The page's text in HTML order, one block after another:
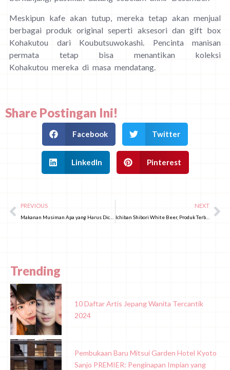
Meskipun kafe akan tutup, mereka tetap akan menjual
berbagai produk original seperti aksesori dan gift box
Kohakutou dari Koubutsuwokashi. Pencinta manisan
permata tetap bisa menantikan koleksi
Kohakutou mereka di masa mendatang.
Share Postingan Ini!
Facebook Twitter
LinkedIn Pinterest
PREVIOUS NEXT
Ichiban Shibori White Beer, Produk Terbaru Kirin yang Viral di Jepang!
Trending
10 Daftar Artis Jepang Wanita Tercantik
2024
Pembukaan Baru Mitsui Garden Hotel Kyoto
Sanjo PREMIER: Penginapan Impian yang